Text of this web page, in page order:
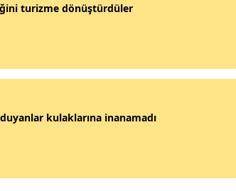
turizme dönüştürdüler
kulaklarına inanamadı